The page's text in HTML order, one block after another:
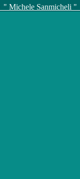
" Michele Sanmicheli "